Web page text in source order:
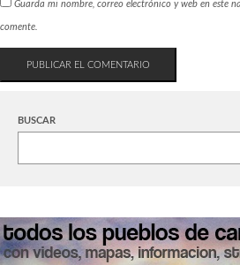
Guarda mi nombre, correo electrónico y web en este
comente.
BUSCAR